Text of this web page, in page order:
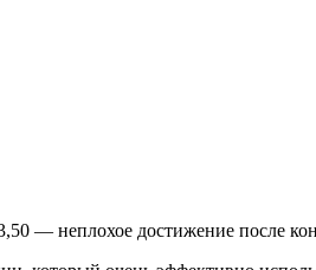
— неплохое достижение после